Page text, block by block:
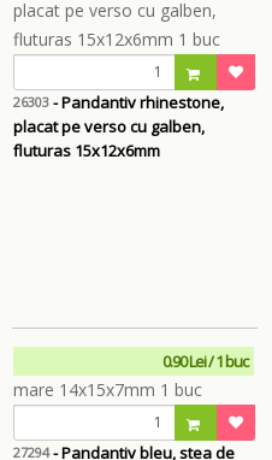
26303 - Pandantiv rhinestone,
placat pe verso cu galben,
fluturas 15x12x6mm
0.90 Lei / 1 buc
27294- Pandantiv bleu, stea de